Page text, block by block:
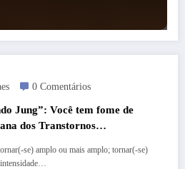
0 Comentários
Jung”: Você tem fome de
dos Transtornos
se) amplo ou mais amplo; tornar(-se)
intensidade…